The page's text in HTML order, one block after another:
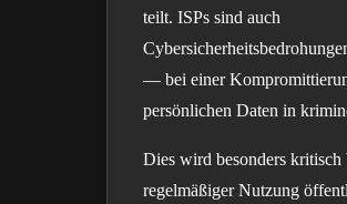
teilt. ISPs sind auch
— bei einer
persönlichen Daten in
Dies wird besonders kritisch
regelmäßiger Nutzung